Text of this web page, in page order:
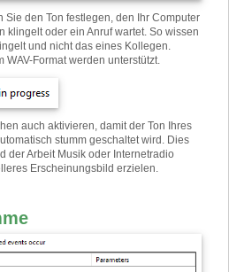
Sie den Ton festlegen, den Ihr Computer
klingelt oder ein Anruf wartet. So wissen
und nicht das eines Kollegen.
Format werden unterstützt.
auch aktivieren, damit der Ton Ihres
stumm geschaltet wird. Dies
der Arbeit Musik oder Internetradio
Erscheinungsbild erzielen.